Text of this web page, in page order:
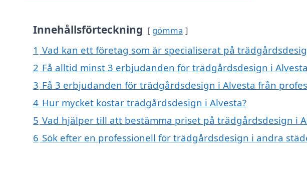
Innehållsförteckning gömma
1 Vad kan ett företag som är specialiserat på
2 Få alltid minst 3 erbjudanden för trädgårdsdesign i Alvesta
3 Få 3 erbjudanden för trädgårdsdesign i Alvesta från
4 Hur mycket kostar trädgårdsdesign i Alvesta?
5 Vad hjälper till att bestämma priset på trädgårdsdesign i
6 Sök efter en professionell för trädgårdsdesign i andra